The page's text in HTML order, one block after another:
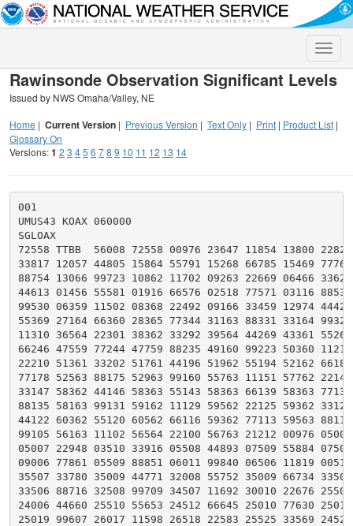
Toggle
Rawinsonde Observation Significant Levels
Issued by NWS Omaha/Valley, NE
Home | Current Version | Previous Version | Text Only | Print | Product List |
Glossary On
Versions:1 2 3 45 6 78 9 10 11 12 13 14
001
UMUS43 KOAX 060000
SGLOAX
72558 TTBB  56008 72558 00976 23647 11854 13800
33817 12057 44805 15864 55791 15268 66785 15469
88754 13066 99723 10862 11702 09263 22669 06466
44613 01456 55581 01916 66576 02518 77571 03116
99530 06359 11502 08368 22492 09166 33459 12974
55369 27164 66360 28365 77344 31163 88331 33164
11310 36564 22301 38362 33292 39564 44269 43361
66246 47559 77244 47759 88235 49160 99223 50360
22210 51361 33202 51761 44196 51962 55194 52162
77178 52563 88175 52963 99160 55763 11151 57762
33147 58362 44146 58363 55143 58363 66139 58363
88135 58163 99131 59162 11129 59562 22125 59362
44122 60362 55120 60562 66116 59362 77113 59563
99105 56163 11102 56564 22100 56763 21212 00976
05007 22948 03510 33916 05508 44893 07509 55884
09006 77861 05509 88851 06011 99840 06506 11819
35507 33780 35009 44771 32008 55752 35009 66734
33506 88716 32508 99709 34507 11692 30010 22676
24006 44660 25510 55653 24512 66645 25010 77630
25019 99607 26017 11598 26518 22583 25525 33569